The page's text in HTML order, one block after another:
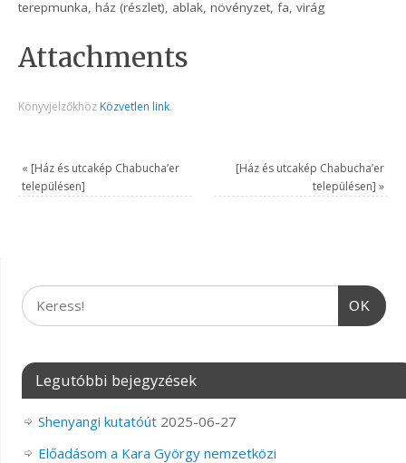
terepmunka, ház (részlet), ablak, növényzet, fa, virág
Attachments
Könyvjelzőkhöz Közvetlen link.
« [Ház és utcakép Chabucha’er
településen]
[Ház és utcakép Chabucha’er
településen] »
OK
Legutóbbi bejegyzések
Shenyangi kutatóút 2025-06-27
Előadásom a Kara György nemzetközi